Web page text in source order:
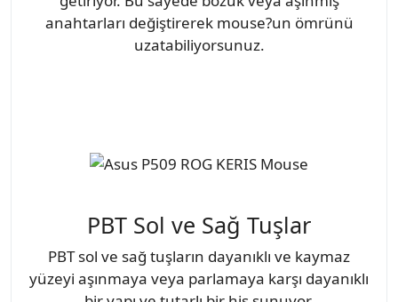
anahtarları değiştirerek mouse?un ömrünü
uzatabiliyorsunuz.
PBT Sol ve Sağ Tuşlar
PBT sol ve sağ tuşların dayanıklı ve kaymaz
yüzeyi aşınmaya veya parlamaya karşı dayanıklı